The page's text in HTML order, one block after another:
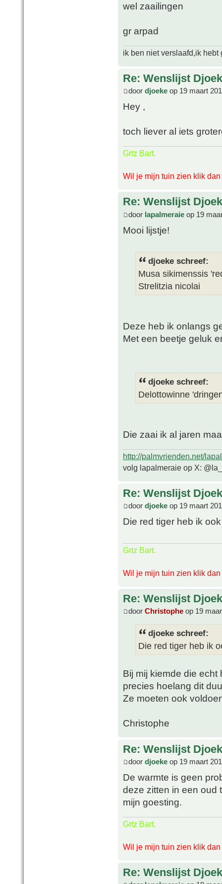
wel zaailingen
gr arpad
ik ben niet verslaafd,ik
Re: Wenslijst
door djoeke op 19 maart
Hey ,
toch liever al iets
Grtz Bart.
Wil je mijn tuin zien klik dan
Re: Wenslijst
door lapalmeraie op 19
Mooi lijstje!
djoeke schreef:
Musa sikimenssis
Strelitzia nicolai
Deze heb ik onlangs
Met een beetje geluk
djoeke schreef:
Delottowinne
Die zaai ik al jaren
http://palmvrienden.net/
volg lapalmeraie op X:
Re: Wenslijst
door djoeke op 19 maart
Die red tiger heb ik
Grtz Bart.
Wil je mijn tuin zien klik dan
Re: Wenslijst
door Christophe op 19
djoeke schreef:
Die red tiger heb ik
Bij mij kiemde die echt
precies hoelang dit
Ze moeten ook
Christophe
Re: Wenslijst
door djoeke op 19 maart
De warmte is geen
deze zitten in een oud
mijn goesting.
Grtz Bart.
Wil je mijn tuin zien klik dan
Re: Wenslijst